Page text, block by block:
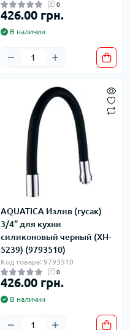
0
426.00 грн.
В наличии
AQUATICA Излив (гусак)
3/4" для кухни
силиконовый черный (XH-
5239) (9793510)
Код товара: 9793510
0
426.00 грн.
В наличии